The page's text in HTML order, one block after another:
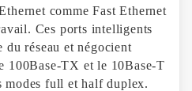
comme Fast Ethernet
Ces ports intelligents
du réseau et négocient
100Base-TX et le 10Base-T
modes full et half duplex.